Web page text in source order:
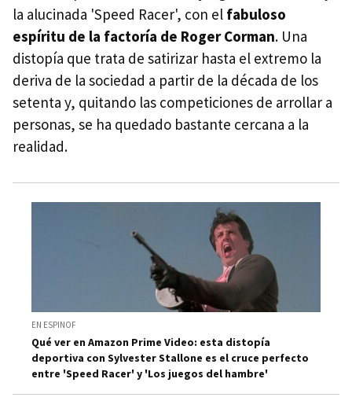
la alucinada 'Speed Racer', con el fabuloso
espíritu de la factoría de Roger Corman. Una
distopía que trata de satirizar hasta el extremo la
deriva de la sociedad a partir de la década de los
setenta y, quitando las competiciones de arrollar a
personas, se ha quedado bastante cercana a la
realidad.
EN ESPINOF
Qué ver en Amazon Prime Video: esta distopía
deportiva con Sylvester Stallone es el cruce perfecto
entre 'Speed Racer' y 'Los juegos del hambre'